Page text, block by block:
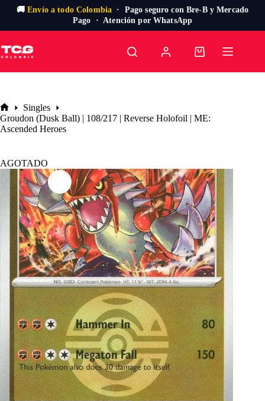
🚚Envío a todo Colombia · Pago seguro con Bre-B y Mercado
Pago · Atención por WhatsApp
al
contenido
Carro
Inicio
Singles
Groudon (Dusk Ball) | 108/217 | Reverse Holofoil | ME:
Ascended Heroes
AGOTADO